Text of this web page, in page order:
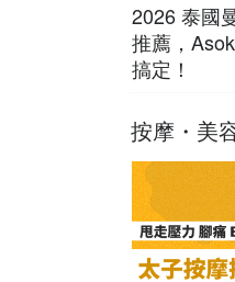
2026 泰國
推薦，
搞定！
按摩・美